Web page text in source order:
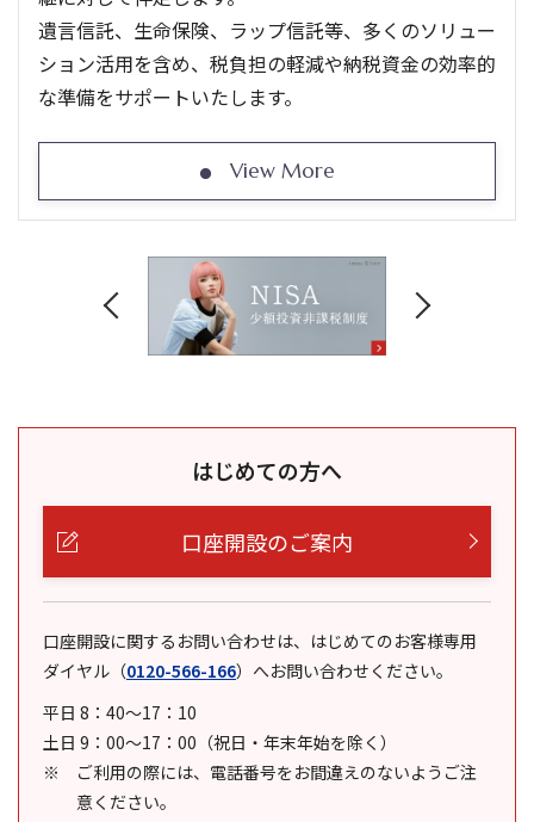
遺言信託、生命保険、ラップ信託等、多くのソリュー
ション活用を含め、税負担の軽減や納税資金の効率的
な準備をサポートいたします。
View More
はじめての方へ
口座開設のご案内
口座開設に関するお問い合わせは、はじめてのお客様専用
ダイヤル （0120-566-166） へお問い合わせください。
平日 8：40～17：10
土日 9：00～17：00（祝日・年末年始を除く）
ご利用の際には、電話番号をお間違えのないようご注
意ください。